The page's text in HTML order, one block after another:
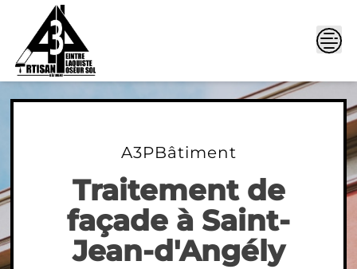
A3PBâtiment
Traitement de
façade à Saint-
Jean-d'Angély